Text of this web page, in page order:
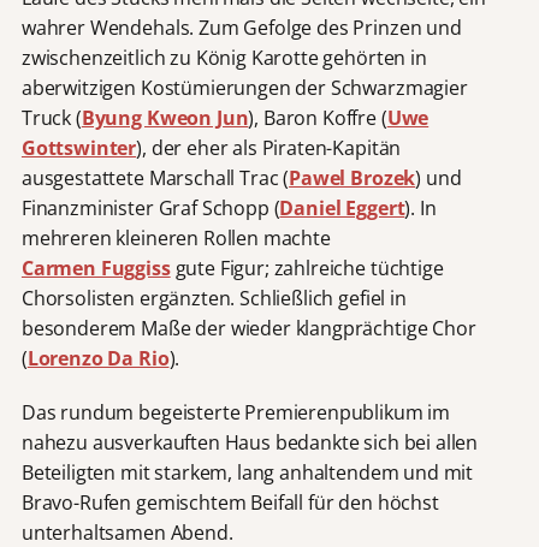
wahrer Wendehals. Zum Gefolge des Prinzen und
zwischenzeitlich zu König Karotte gehörten in
aberwitzigen Kostümierungen der Schwarzmagier
Truck (Byung Kweon Jun), Baron Koffre (Uwe
Gottswinter), der eher als Piraten-Kapitän
ausgestattete Marschall Trac (Pawel Brozek) und
Finanzminister Graf Schopp (Daniel Eggert). In
mehreren kleineren Rollen machte
Carmen Fuggissgute Figur; zahlreiche tüchtige
Chorsolisten ergänzten. Schließlich gefiel in
besonderem Maße der wieder klangprächtige Chor
(Lorenzo Da Rio).
Das rundum begeisterte Premierenpublikum im
nahezu ausverkauften Haus bedankte sich bei allen
Beteiligten mit starkem, lang anhaltendem und mit
Bravo-Rufen gemischtem Beifall für den höchst
unterhaltsamen Abend.